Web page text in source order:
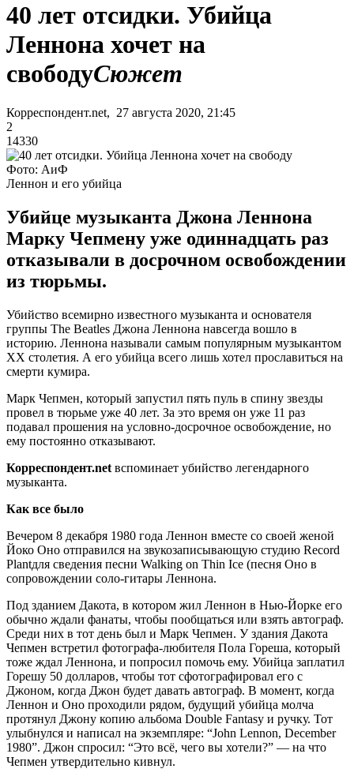
40 лет отсидки. Убийца
Леннона хочет на
свободуСюжет
Корреспондент.net, 27 августа 2020, 21:45
2
14330
Фото: АиФ
Леннон и его убийца
Убийце музыканта Джона Леннона
Марку Чепмену уже одиннадцать раз
отказывали в досрочном освобождении
из тюрьмы.
Убийство всемирно известного музыканта и основателя
группы The Beatles Джона Леннона навсегда вошло в
историю. Леннона называли самым популярным музыкантом
XX столетия. А его убийца всего лишь хотел прославиться на
смерти кумира.
Марк Чепмен, который запустил пять пуль в спину звезды
провел в тюрьме уже 40 лет. За это время он уже 11 раз
подавал прошения на условно-досрочное освобождение, но
ему постоянно отказывают.
Корреспондент.net вспоминает убийство легендарного
музыканта.
Как все было
Вечером 8 декабря 1980 года Леннон вместе со своей женой
Йоко Оно отправился на звукозаписывающую студию Record
Plantдля сведения песни Walking on Thin Ice (песня Оно в
сопровождении соло-гитары Леннона.
Под зданием Дакота, в котором жил Леннон в Нью-Йорке его
обычно ждали фанаты, чтобы пообщаться или взять автограф.
Среди них в тот день был и Марк Чепмен. У здания Дакота
Чепмен встретил фотографа-любителя Пола Гореша, который
тоже ждал Леннона, и попросил помочь ему. Убийца заплатил
Горешу 50 долларов, чтобы тот сфотографировал его с
Джоном, когда Джон будет давать автограф. В момент, когда
Леннон и Оно проходили рядом, будущий убийца молча
протянул Джону копию альбома Double Fantasy и ручку. Тот
улыбнулся и написал на экземпляре: “John Lennon, December
1980”. Джон спросил: “Это всё, чего вы хотели?” — на что
Чепмен утвердительно кивнул.